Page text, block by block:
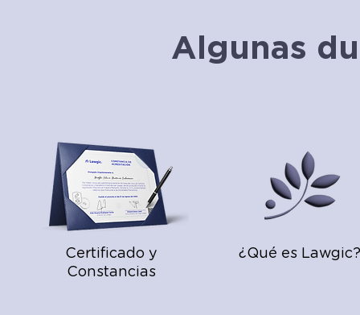
Algunas
Certificado y
Constancias
¿Qué es Lawgic?